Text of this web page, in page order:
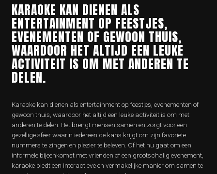
KARAOKE KAN DIENEN ALS
ENTERTAINMENT OP FEESTJES,
EVENEMENTEN OF GEWOON THUIS,
WAARDOOR HET ALTIJD EEN LEUKE
ACTIVITEIT IS OM MET ANDEREN TE
DELEN.
Karaoke kan dienen als entertainment op feestjes, evenementen of
gewoon thuis, waardoor het altijd een leuke activiteit is om met
anderen te delen. Het brengt mensen samen en zorgt voor een
gezellige sfeer waarin iedereen de kans krijgt om zijn favoriete
nummers te zingen en plezier te beleven. Of het nu gaat om een
informele bijeenkomst met vrienden of een grootschalig evenement,
karaoke biedt een interactieve en vermakelijke manier om samen te